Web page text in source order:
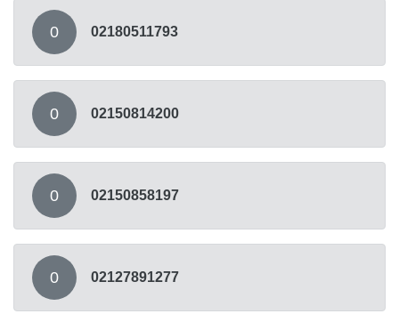
0 02180511793
0 02150814200
0 02150858197
0 02127891277